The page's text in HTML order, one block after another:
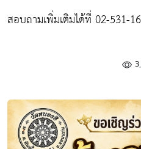
สอบถามเพิ่มเติมได้ที่ 02-531-